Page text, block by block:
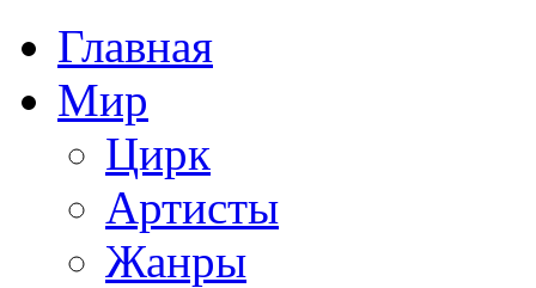
Главная
Мир
Цирк
Артисты
Жанры